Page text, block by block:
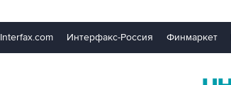
Interfax.com Интерфакс-Россия Финмаркет